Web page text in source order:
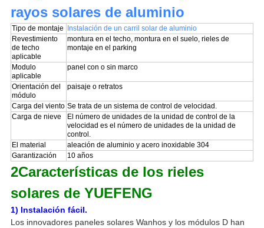
rayos solares de aluminio
Tipo de montaje
Instalación de un carril solar de aluminio
Revestimiento
de techo
aplicable
montura en el techo, montura en el suelo, rieles de
montaje en el parking
Modulo
aplicable
panel con o sin marco
Orientación del
módulo
paisaje o retratos
Carga del viento Se trata de un sistema de control de velocidad.
Carga de nieve
El número de unidades de la unidad de control de la
velocidad es el número de unidades de la unidad de
control.
El material
aleación de aluminio y acero inoxidable 304
Garantización
10 años
2Características de los rieles
solares de YUEFENG
1) Instalación fácil.
Los innovadores paneles solares Wanhos y los módulos D han